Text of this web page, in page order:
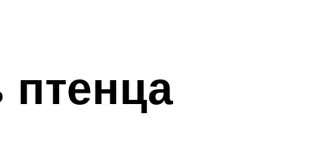
птенца